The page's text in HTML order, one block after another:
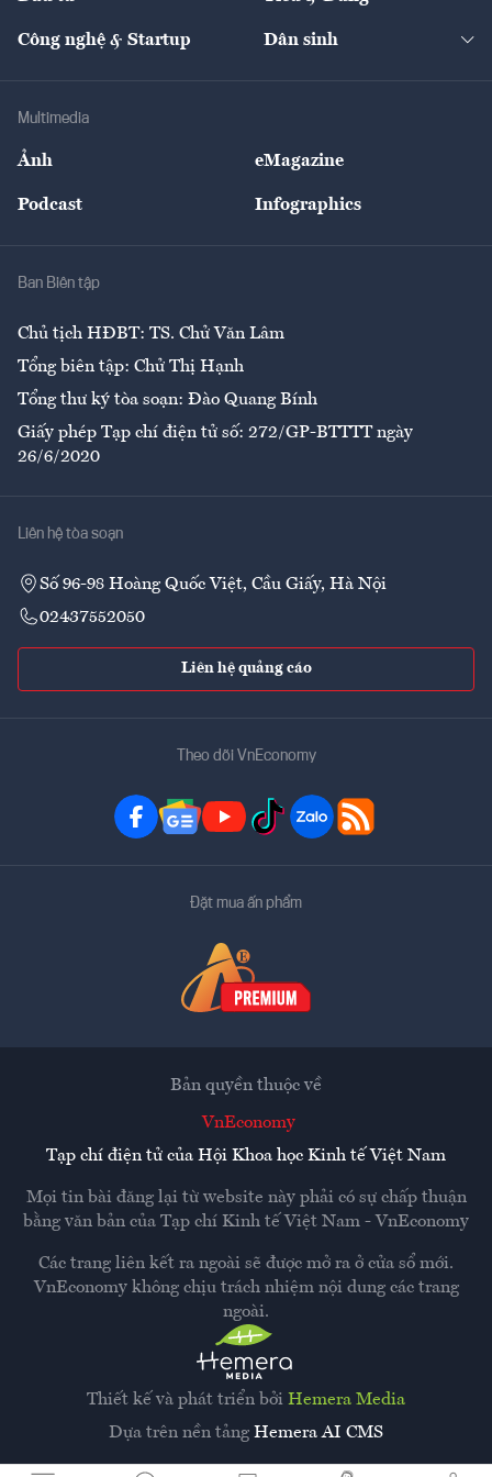
Tư vấn
Thị trường
Nông sản
Giải trí
Công nghệ & Startup Dân sinh
Multimedia
Ảnh eMagazine
Podcast Infographics
Ban Biên tập
Chủ tịch HĐBT: TS. Chử Văn Lâm
Tổng biên tập: Chử Thị Hạnh
Tổng thư ký tòa soạn: Đào Quang Bính
Giấy phép Tạp chí điện tử số: 272/GP-BTTTT ngày
26/6/2020
Liên hệ tòa soạn
Số 96-98 Hoàng Quốc Việt, Cầu Giấy, Hà Nội
02437552050
Liên hệ quảng cáo
Theo dõi VnEconomy
Đặt mua ấn phẩm
Thiết kế và phát triển bởi Hemera Media
Dựa trên nền tảng Hemera AI CMS
Bản quyền thuộc về
VnEconomy
Tạp chí điện tử của Hội Khoa học Kinh tế Việt Nam
Mọi tin bài đăng lại từ website này phải có sự chấp thuận
bằng văn bản của Tạp chí Kinh tế Việt Nam - VnEconomy
Các trang liên kết ra ngoài sẽ được mở ra ở cửa sổ mới.
VnEconomy không chịu trách nhiệm nội dung các trang
ngoài.